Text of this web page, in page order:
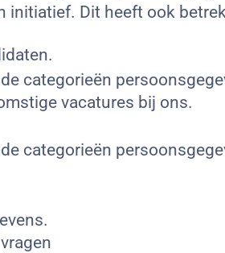
initiatief. Dit heeft ook
categorieën
vacatures bij ons.
categorieën